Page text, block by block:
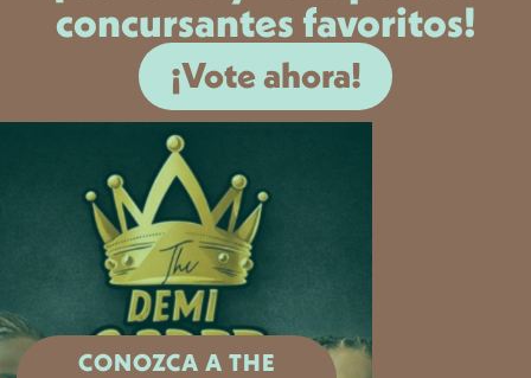
concursantes favoritos!
¡Vote ahora!
CONOZCA A THE
The Demi Godzz
The Demi Godzz son un dúo
profético de hip-hop juvenil
que actúa bajo la marca
Family Wealth Moguls.